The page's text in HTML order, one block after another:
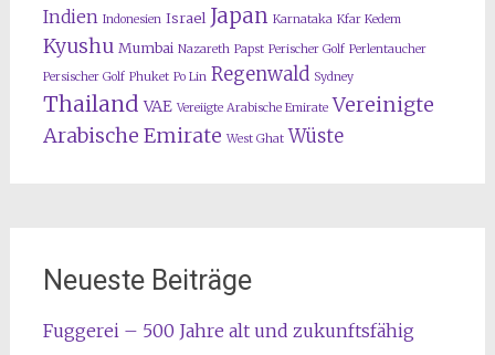
Indien Indonesien Israel Japan Karnataka Kfar Kedem
Kyushu Mumbai Nazareth Papst Perischer Golf Perlentaucher
Persischer Golf Phuket Po Lin Regenwald Sydney
Thailand VAE Vereiigte Arabische Emirate Vereinigte
Arabische Emirate West Ghat Wüste
Neueste Beiträge
Fuggerei – 500 Jahre alt und zukunftsfähig